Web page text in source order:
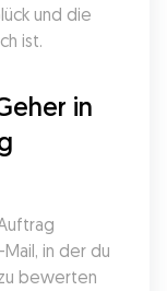
und die
ist.
in
in der du
bewerten